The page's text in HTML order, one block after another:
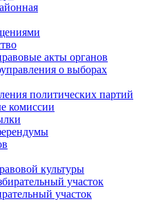
акты органов
о выборах
политических партий
комиссии
культуры
участок
участок